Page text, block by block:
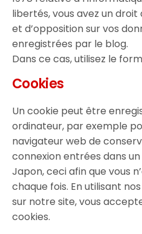
libertés, vous avez un
et d’opposition sur vos
enregistrées par le blog.
Dans ce cas, utilisez le
Cookies
Un cookie peut être
ordinateur, par exemple
navigateur web de
connexion entrées dans
Japon, ceci afin que vous
chaque fois. En utilisant
sur notre site, vous
cookies.